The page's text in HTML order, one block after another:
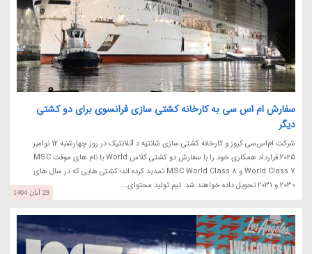
سفارش ام اس سی به کارخانه کشتی سازی فرانسوی برای دو کشتی
دیگر
شرکت ام‌اس‌سی کروز و کارخانه کشتی سازی شانتیه د آتلانتیک در روز چهارشنبه 12 نوامبر
2025 قرارداد همکاری خود را با سفارش دو کشتی کلاس World با نام های موقت MSC
World Class 7 و MSC World Class 8 تمدید کرده اند؛ کشتی هایی که در سال های
2030 و 2031 تحویل داده خواهند شد. تیم تولید محتوای...
29 آبان 1404